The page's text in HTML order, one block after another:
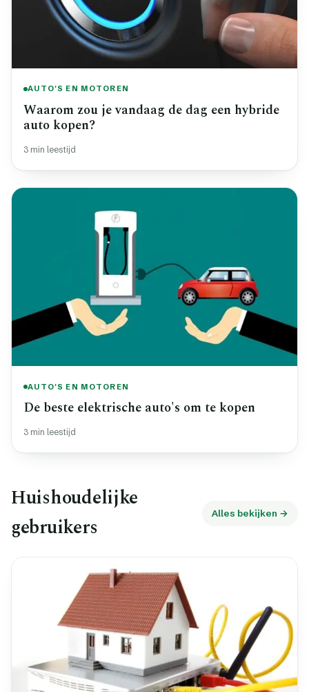
AUTO'S EN MOTOREN
Waarom zou je vandaag de dag een hybride
auto kopen?
3 min leestijd
AUTO'S EN MOTOREN
De beste elektrische auto's om te kopen
3 min leestijd
Huishoudelijke
gebruikers
Alles bekijken →